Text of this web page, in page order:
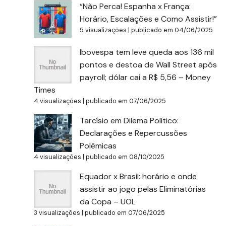
“Não Perca! Espanha x França:
Horário, Escalações e Como Assistir!”
5 visualizações |publicado em 04/06/2025
Ibovespa tem leve queda aos 136 mil
pontos e destoa de Wall Street após
payroll; dólar cai a R$ 5,56 – Money
Times
4 visualizações |publicado em 07/06/2025
Tarcísio em Dilema Político:
Declarações e Repercussões
Polêmicas
4 visualizações |publicado em 08/10/2025
Equador x Brasil: horário e onde
assistir ao jogo pelas Eliminatórias
da Copa – UOL
3 visualizações |publicado em 07/06/2025